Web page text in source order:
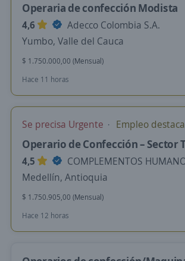
Operaria de confección Modista
4,6
Adecco Colombia S.A.
Yumbo, Valle del Cauca
$ 1.750.000,00 (Mensual)
Hace 11 horas
Se precisa Urgente Empleo
Operario de Confección – Sector
4,5
COMPLEMENTOS
Medellín, Antioquia
$ 1.750.905,00 (Mensual)
Hace 12 horas